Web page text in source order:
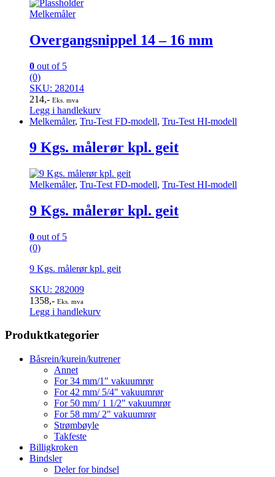
Melkemåler
Overgangsnippel 14 – 16 mm
0 out of 5
(0)
SKU: 282014
214,- Eks. mva
Legg i handlekurv
Melkemåler, Tru-Test FD-modell, Tru-Test HI-modell
9 Kgs. målerør kpl. geit
Melkemåler, Tru-Test FD-modell, Tru-Test HI-modell
9 Kgs. målerør kpl. geit
0 out of 5
(0)
9 Kgs. målerør kpl. geit
SKU: 282009
1358,- Eks. mva
Legg i handlekurv
Produktkategorier
Båsrein/kurein/kutrener
Annet
For 34 mm/1" vakuumrør
For 42 mm/ 5/4" vakuumrør
For 50 mm/ 1 1/2" vakuumrør
For 58 mm/ 2" vakuumrør
Strømbøyle
Takfeste
Billigkroken
Bindsler
Deler for bindsel